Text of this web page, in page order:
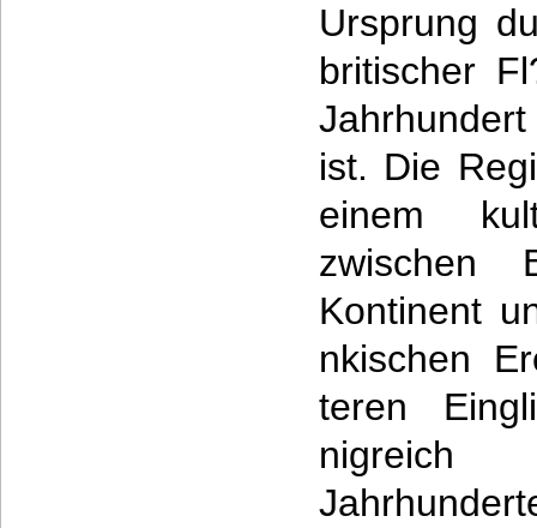
Ursprung
britischer
ist. Die
einem
zwischen
Kontinent
nkischen
teren
nigreich